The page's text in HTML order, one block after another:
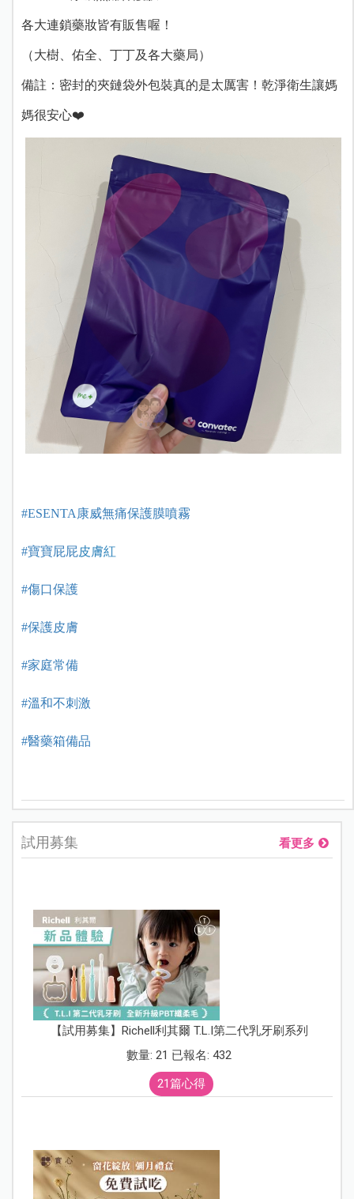
各大連鎖藥妝皆有販售喔！
（大樹、佑全、丁丁及各大藥局）
備註：密封的夾鏈袋外包裝真的是太厲害！乾淨衛生讓媽
媽很安心❤️
#ESENTA康威無痛保護膜噴霧
#寶寶屁屁皮膚紅
#傷口保護
#保護皮膚
#家庭常備
#溫和不刺激
#醫藥箱備品
試用募集 看更多
【試用募集】Richell利其爾 T.L.I第二代乳牙刷系列
數量: 21 已報名: 432
21篇心得